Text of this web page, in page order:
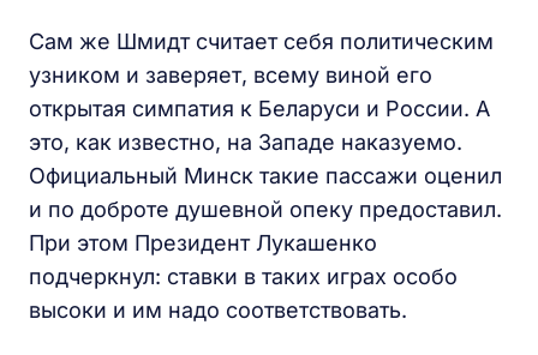
Сам же Шмидт считает себя политическим
узником и заверяет, всему виной его
открытая симпатия к Беларуси и России. А
это, как известно, на Западе наказуемо.
Официальный Минск такие пассажи оценил
и по доброте душевной опеку предоставил.
При этом Президент Лукашенко
подчеркнул: ставки в таких играх особо
высоки и им надо соответствовать.